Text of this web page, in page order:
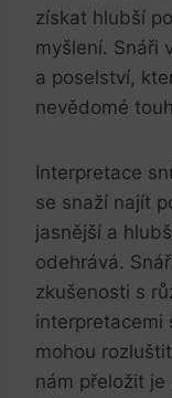
získat hlubší
myšlení. Snáři
a poselství,
nevědomé
Interpretace
se snaží najít
jasnější a
odehrává.
zkušenosti s
interpretacemi
mohou
nám přeložit je